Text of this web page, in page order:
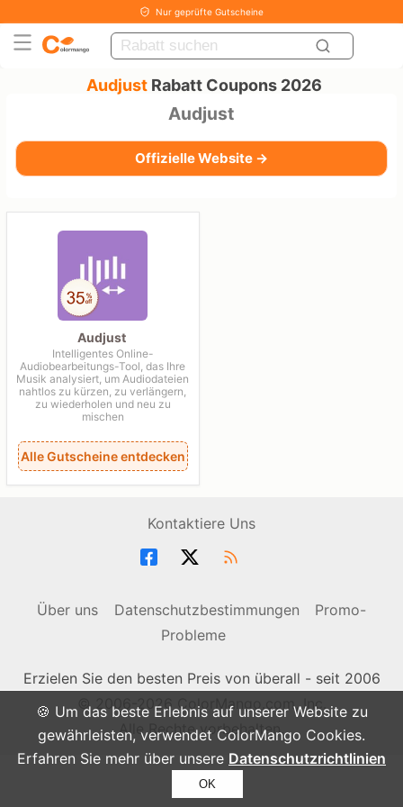
🍪 Um das beste Erlebnis auf unserer Website zu
gewährleisten, verwendet ColorMango Cookies.
Erfahren Sie mehr über unsere Datenschutzrichtlinien
OK
Nur geprüfte Gutscheine
Audjust Rabatt Coupons 2026
Audjust
Offizielle Website →
Audjust
Intelligentes Online-
Audiobearbeitungs-Tool, das Ihre
Musik analysiert, um Audiodateien
nahtlos zu kürzen, zu verlängern,
zu wiederholen und neu zu
mischen
Alle Gutscheine entdecken
Kontaktiere Uns
Über uns Datenschutzbestimmungen
Promo-
Probleme
Erzielen Sie den besten Preis von überall - seit 2006
© 2006-2026 ColorMango.com, Inc.
Alle Rechte vorbehalten.